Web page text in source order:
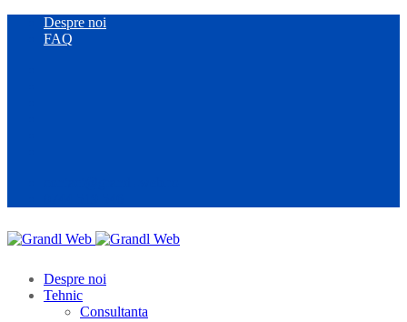
Despre noi
FAQ
Despre noi
Tehnic
Consultanta